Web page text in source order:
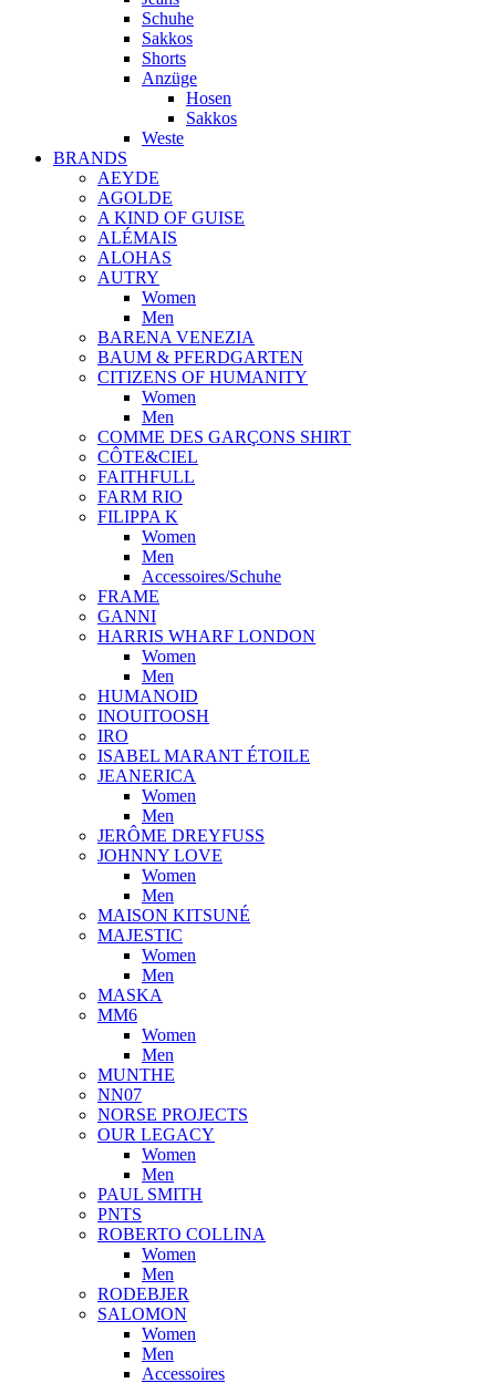
Schuhe
Sakkos
Shorts
Anzüge
Hosen
Sakkos
Weste
BRANDS
AEYDE
AGOLDE
A KIND OF GUISE
ALÉMAIS
ALOHAS
AUTRY
Women
Men
BARENA VENEZIA
BAUM & PFERDGARTEN
CITIZENS OF HUMANITY
Women
Men
COMME DES GARÇONS SHIRT
CÔTE&CIEL
FAITHFULL
FARM RIO
FILIPPA K
Women
Men
Accessoires/Schuhe
FRAME
GANNI
HARRIS WHARF LONDON
Women
Men
HUMANOID
INOUITOOSH
IRO
ISABEL MARANT ÉTOILE
JEANERICA
Women
Men
JERÔME DREYFUSS
JOHNNY LOVE
Women
Men
MAISON KITSUNÉ
MAJESTIC
Women
Men
MASKA
MM6
Women
Men
MUNTHE
NN07
NORSE PROJECTS
OUR LEGACY
Women
Men
PAUL SMITH
PNTS
ROBERTO COLLINA
Women
Men
RODEBJER
SALOMON
Women
Men
Accessoires